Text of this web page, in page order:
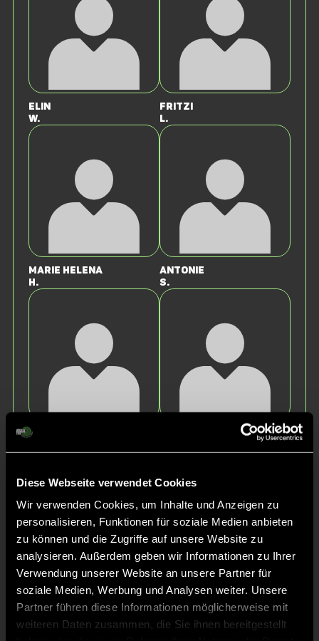
Diese Webseite verwendet Cookies
Wir verwenden Cookies, um Inhalte und Anzeigen zu
personalisieren, Funktionen für soziale Medien anbieten
zu können und die Zugriffe auf unsere Website zu
analysieren. Außerdem geben wir Informationen zu Ihrer
Verwendung unserer Website an unsere Partner für
soziale Medien, Werbung und Analysen weiter. Unsere
Partner führen diese Informationen möglicherweise mit
weiteren Daten zusammen, die Sie ihnen bereitgestellt
Elin
W.
Fritzi
L.
Marie Helena
H.
Antonie
S.
Ira
Madeleine
P.
Marlene
R.